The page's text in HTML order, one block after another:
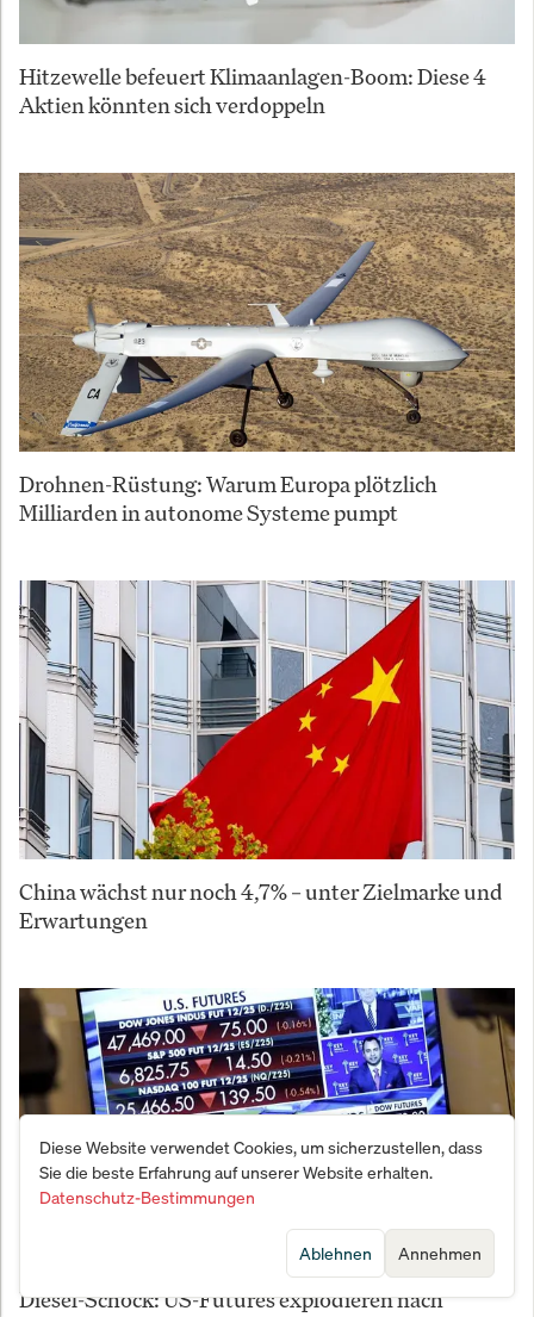
Hitzewelle befeuert Klimaanlagen-Boom: Diese 4
Aktien könnten sich verdoppeln
Drohnen-Rüstung: Warum Europa plötzlich
Milliarden in autonome Systeme pumpt
China wächst nur noch 4,7% – unter Zielmarke und
Erwartungen
Diesel-Schock: US-Futures explodieren nach
Diese Website verwendet Cookies, um sicherzustellen, dass
Sie die beste Erfahrung auf unserer Website erhalten.
Datenschutz-Bestimmungen
Annehmen
Ablehnen